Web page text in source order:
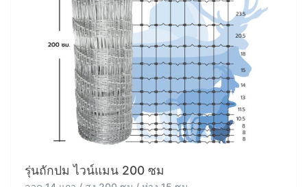
รุ่นถักปม ไวน์แมน 200 ซม